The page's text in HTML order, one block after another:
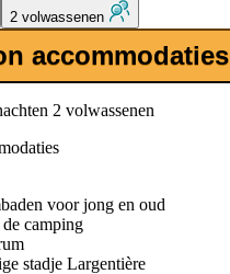
2 volwassenen
accommodaties
2 volwassenen
voor jong en oud
camping
stadje Largentière